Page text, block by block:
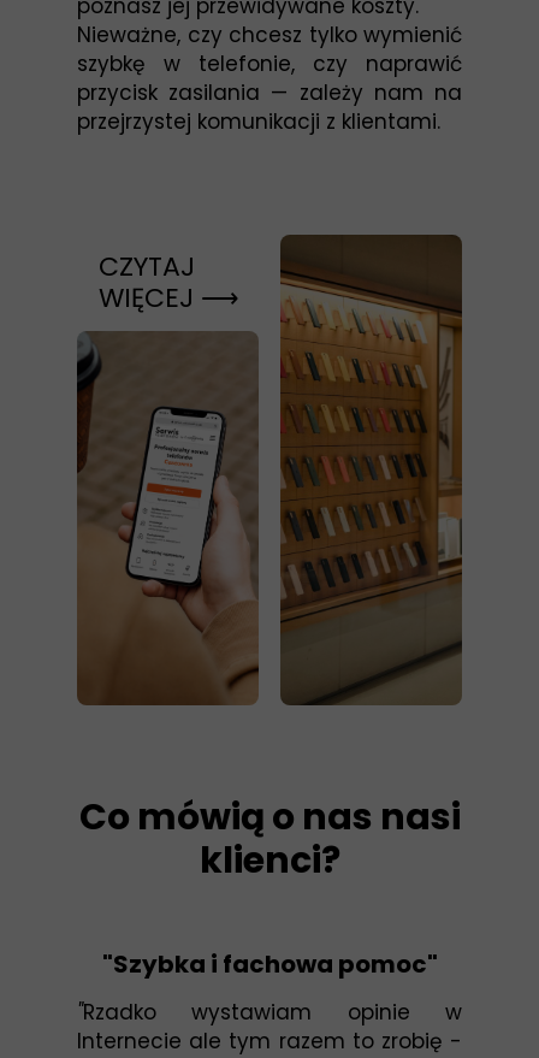
CZYTAJ
WIĘCEJ ⟶
poznasz jej przewidywane koszty.
Nieważne, czy chcesz tylko wymienić
szybkę w telefonie, czy naprawić
przycisk zasilania — zależy nam na
przejrzystej komunikacji z klientami.
Co mówią o nas nasi
klienci?
"Szybka i fachowa pomoc"
"Rzadko wystawiam opinie w
Internecie ale tym razem to zrobię -